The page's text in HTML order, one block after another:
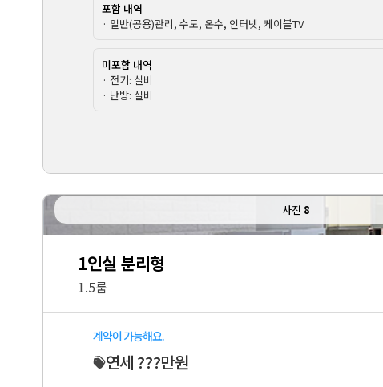
포함 내역
· 일반(공용)관리, 수도, 온수, 인터넷, 케이블TV
미포함 내역
· 전기: 실비
· 난방: 실비
사진 8
1인실 분리형
1.5룸
계약이 가능해요.
연세 ???만원